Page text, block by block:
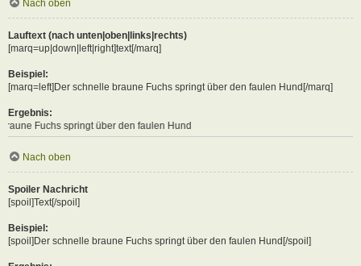
Nach oben
Lauftext (nach unten|oben|links|rechts)
[marq=up|down|left|right]text[/marq]
Beispiel:
[marq=left]Der schnelle braune Fuchs springt über den faulen Hund[/marq]
Ergebnis:
über den faulen Hund
Nach oben
Spoiler Nachricht
[spoil]Text[/spoil]
Beispiel:
[spoil]Der schnelle braune Fuchs springt über den faulen Hund[/spoil]